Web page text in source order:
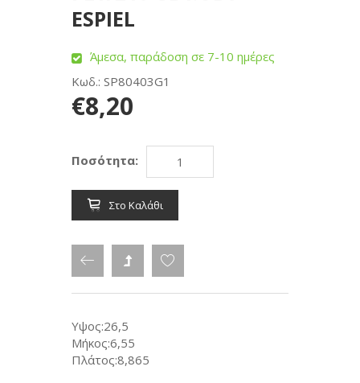
ESPIEL
Άμεσα, παράδοση σε 7-10 ημέρες
Κωδ.: SP80403G1
€8,20
Ποσότητα:
Στο Καλάθι
Υψος:26,5
Μήκος:6,55
Πλάτος:8,865